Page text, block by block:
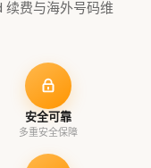
续费与海外号码维
安全可靠
多重安全保障